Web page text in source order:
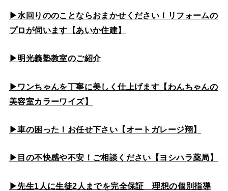
▶水回りののことならおまかせください！リフォームの
プロが伺います【あいか住建】
▶明光義塾教室のご紹介
▶ワンちゃんを丁寧に美しく仕上げます【わんちゃんの
美容室カラーワイズ】
▶車の困った！お任せ下さい【オートガレージ翔】
▶目の不快感や不安！ご相談ください【ヨシハラ薬局】
▶先生1人に生徒2人までを完全保証 理想の個別指導